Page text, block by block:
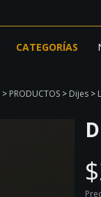
CATEGORÍAS
> PRODUCTOS > Dijes >